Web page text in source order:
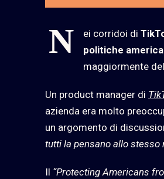
N ei corridoi di
politiche
maggiormente
Un product manager di
azienda era molto
un argomento di
tutti la pensano allo stesso
Il “Protecting Americans